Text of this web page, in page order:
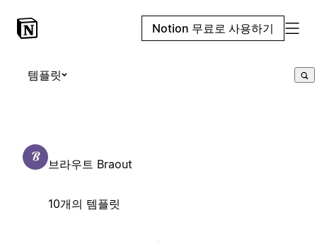
Notion 무료로 사용하기
템플릿
브라우트 Braout
10개의 템플릿